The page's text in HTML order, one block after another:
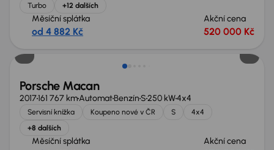
Turbo
+12 dalších
Měsíční splátka
od 4 882 Kč
Akční cena
520 000 Kč
Zlevněno o 100 000 Kč
Porsche Macan
2017161 767 kmAutomatBenzínS250 kW4x4
Servisní knížka Koupeno nové v ČR S
4x4
+8 dalších
Měsíční splátka Akční cena